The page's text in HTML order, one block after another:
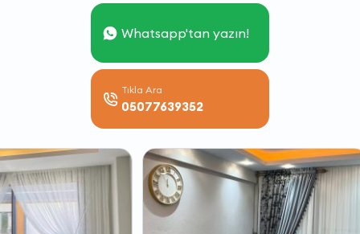
Whatsapp'tan yazın!
Tıkla Ara
05077639352